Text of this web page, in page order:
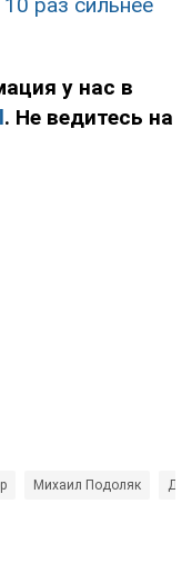
у нас в
. Не ведитесь на
Михаил Подоляк